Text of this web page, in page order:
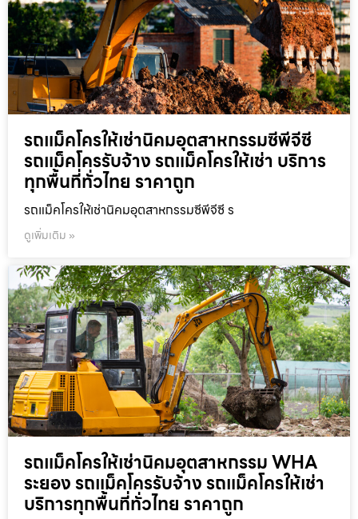
รถแม็คโครให้เช่านิคมอุตสาหกรรมซีพีจีซี
รถแม็คโครรับจ้าง รถแม็คโครให้เช่า บริการ
ทุกพื้นที่ทั่วไทย ราคาถูก
รถแม็คโครให้เช่านิคมอุตสาหกรรมซีพีจีซี ร
ดูเพิ่มเติม »
รถแม็คโครให้เช่านิคมอุตสาหกรรม WHA
ระยอง รถแม็คโครรับจ้าง รถแม็คโครให้เช่า
บริการทุกพื้นที่ทั่วไทย ราคาถูก